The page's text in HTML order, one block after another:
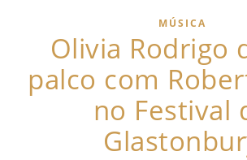
MÚSICA
Olivia Rodrigo
palco com
no Festival